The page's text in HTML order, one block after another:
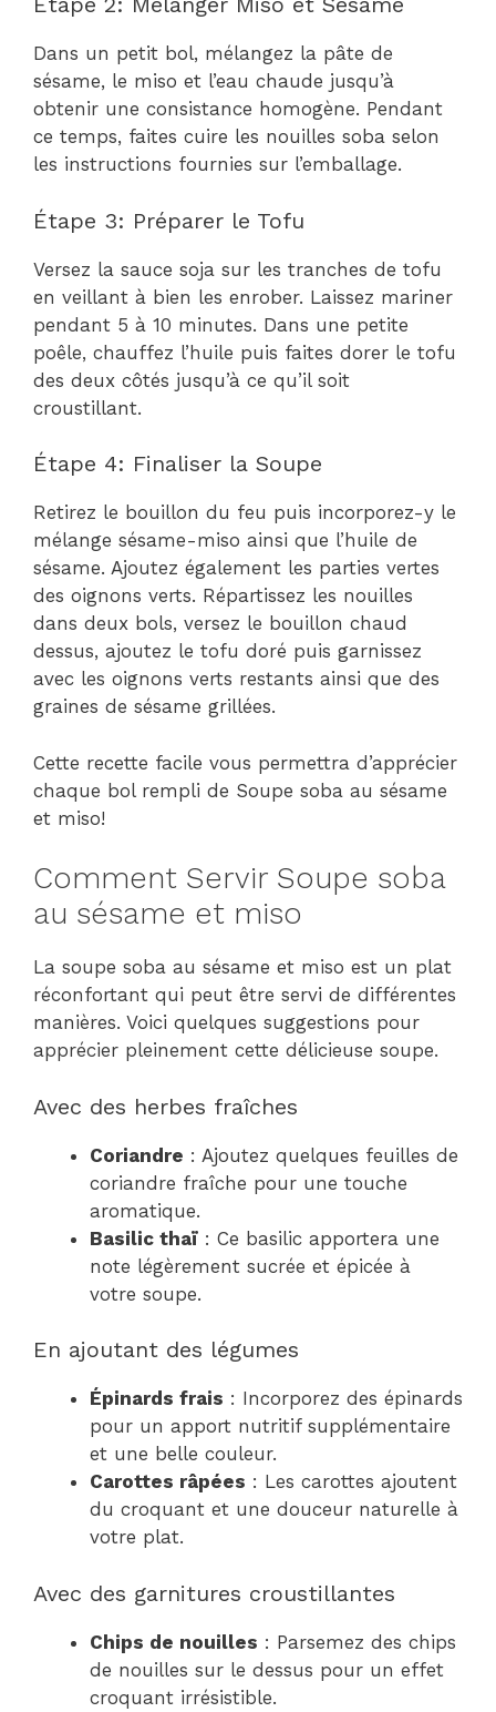
Dans un petit bol, mélangez la pâte de
sésame, le miso et l’eau chaude jusqu’à
obtenir une consistance homogène. Pendant
ce temps, faites cuire les nouilles soba selon
les instructions fournies sur l’emballage.
Étape 3: Préparer le Tofu
Versez la sauce soja sur les tranches de tofu
en veillant à bien les enrober. Laissez mariner
pendant 5 à 10 minutes. Dans une petite
poêle, chauffez l’huile puis faites dorer le tofu
des deux côtés jusqu’à ce qu’il soit
croustillant.
Étape 4: Finaliser la Soupe
Retirez le bouillon du feu puis incorporez-y le
mélange sésame-miso ainsi que l’huile de
sésame. Ajoutez également les parties vertes
des oignons verts. Répartissez les nouilles
dans deux bols, versez le bouillon chaud
dessus, ajoutez le tofu doré puis garnissez
avec les oignons verts restants ainsi que des
graines de sésame grillées.
Cette recette facile vous permettra d’apprécier
chaque bol rempli de Soupe soba au sésame
et miso!
Comment Servir Soupe soba
au sésame et miso
La soupe soba au sésame et miso est un plat
réconfortant qui peut être servi de différentes
manières. Voici quelques suggestions pour
apprécier pleinement cette délicieuse soupe.
Avec des herbes fraîches
Coriandre : Ajoutez quelques feuilles de
coriandre fraîche pour une touche
aromatique.
Basilic thaï : Ce basilic apportera une
note légèrement sucrée et épicée à
votre soupe.
En ajoutant des légumes
Épinards frais : Incorporez des épinards
pour un apport nutritif supplémentaire
et une belle couleur.
Carottes râpées : Les carottes ajoutent
du croquant et une douceur naturelle à
votre plat.
Avec des garnitures croustillantes
Chips de nouilles : Parsemez des chips
de nouilles sur le dessus pour un effet
croquant irrésistible.